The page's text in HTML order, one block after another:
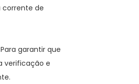
corrente de
garantir que
verificação e